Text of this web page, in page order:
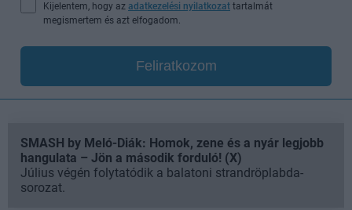
Kijelentem, hogy az adatkezelési nyilatkozat tartalmát
megismertem és azt elfogadom.
Feliratkozom
SMASH by Meló-Diák: Homok, zene és a nyár legjobb
hangulata – Jön a második forduló! (X)
Július végén folytatódik a balatoni strandröplabda-
sorozat.